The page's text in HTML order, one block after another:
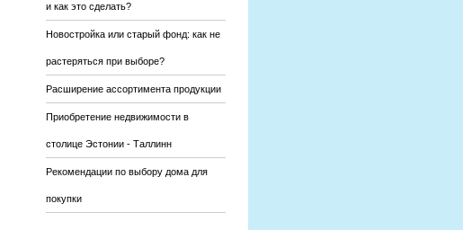
и как это сделать?
Новостройка или старый фонд: как не
растеряться при выборе?
Расширение ассортимента продукции
Приобретение недвижимости в
столице Эстонии - Таллинн
Рекомендации по выбору дома для
покупки